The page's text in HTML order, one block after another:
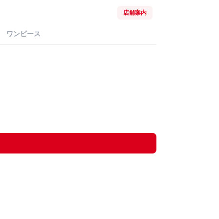
店舗案内
ワンピース